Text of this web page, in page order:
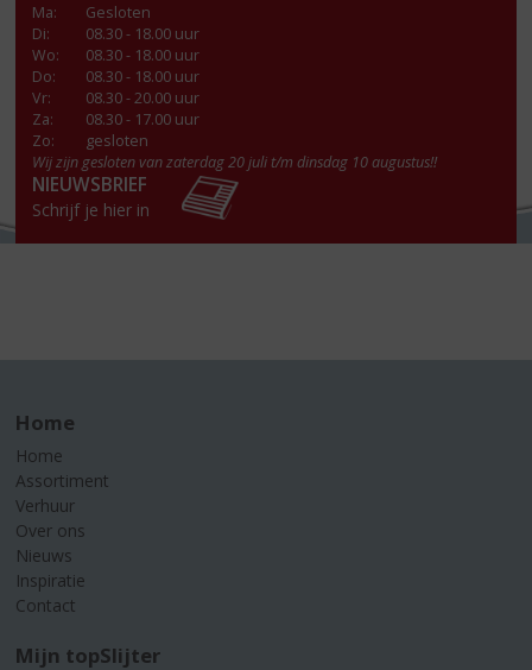
Ma:
Gesloten
Di:
08.30 - 18.00 uur
Wo:
08.30 - 18.00 uur
Do:
08.30 - 18.00 uur
Vr:
08.30 - 20.00 uur
Za:
08.30 - 17.00 uur
Zo:
gesloten
Wij zijn gesloten van zaterdag 20 juli t/m dinsdag 10 augustus!!
NIEUWSBRIEF
Schrijf je hier in
Home
Home
Assortiment
Verhuur
Over ons
Nieuws
Inspiratie
Contact
Mijn topSlijter